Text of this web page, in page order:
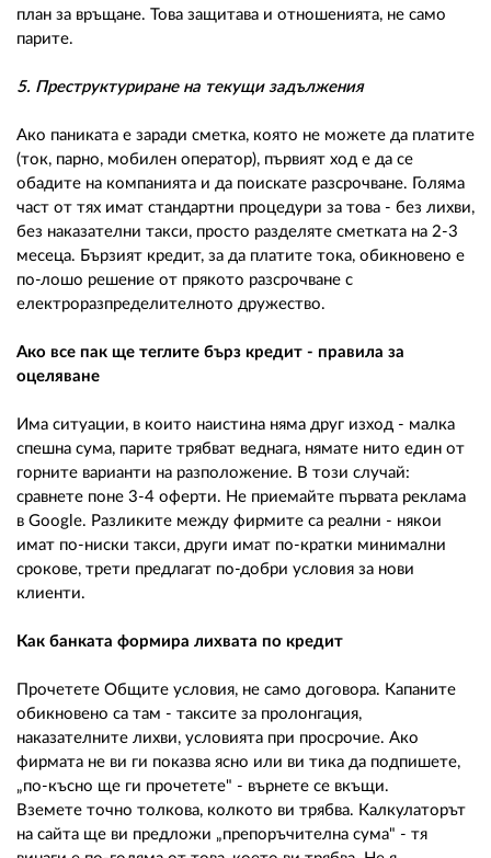
план за връщане. Това защитава и отношенията, не само
парите.
5. Преструктуриране на текущи задължения
Ако паниката е заради сметка, която не можете да платите
(ток, парно, мобилен оператор), първият ход е да се
обадите на компанията и да поискате разсрочване. Голяма
част от тях имат стандартни процедури за това - без лихви,
без наказателни такси, просто разделяте сметката на 2-3
месеца. Бързият кредит, за да платите тока, обикновено е
по-лошо решение от прякото разсрочване с
електроразпределителното дружество.
Ако все пак ще теглите бърз кредит - правила за
оцеляване
Има ситуации, в които наистина няма друг изход - малка
спешна сума, парите трябват веднага, нямате нито един от
горните варианти на разположение. В този случай:
сравнете поне 3-4 оферти. Не приемайте първата реклама
в Google. Разликите между фирмите са реални - някои
имат по-ниски такси, други имат по-кратки минимални
срокове, трети предлагат по-добри условия за нови
клиенти.
Как банката формира лихвата по кредит
Прочетете Общите условия, не само договора. Капаните
обикновено са там - таксите за пролонгация,
наказателните лихви, условията при просрочие. Ако
фирмата не ви ги показва ясно или ви тика да подпишете,
„по-късно ще ги прочетете" - върнете се вкъщи.
Вземете точно толкова, колкото ви трябва. Калкулаторът
на сайта ще ви предложи „препоръчителна сума" - тя